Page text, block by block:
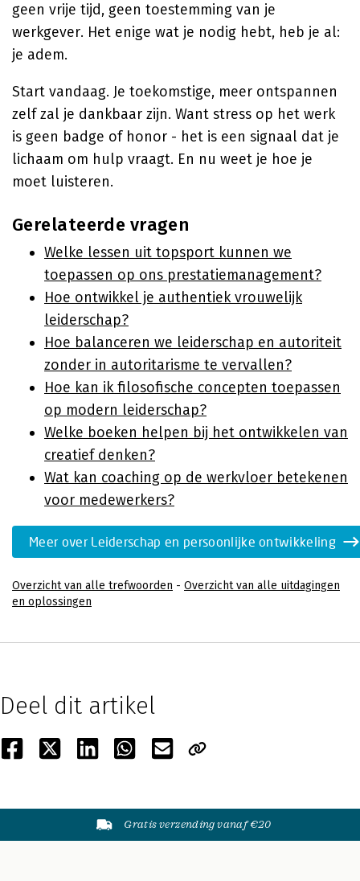
geen vrije tijd, geen toestemming van je
werkgever. Het enige wat je nodig hebt, heb je al:
je adem.
Start vandaag. Je toekomstige, meer ontspannen
zelf zal je dankbaar zijn. Want stress op het werk
is geen badge of honor - het is een signaal dat je
lichaam om hulp vraagt. En nu weet je hoe je
moet luisteren.
Gerelateerde vragen
Welke lessen uit topsport kunnen we
toepassen op ons prestatiemanagement?
Hoe ontwikkel je authentiek vrouwelijk
leiderschap?
Hoe balanceren we leiderschap en autoriteit
zonder in autoritarisme te vervallen?
Hoe kan ik filosofische concepten toepassen
op modern leiderschap?
Welke boeken helpen bij het ontwikkelen van
creatief denken?
Wat kan coaching op de werkvloer betekenen
voor medewerkers?
Meer over Leiderschap en persoonlijke ontwikkeling
Overzicht van alle trefwoorden - Overzicht van alle uitdagingen
en oplossingen
Deel dit artikel
Gratis verzending vanaf €20